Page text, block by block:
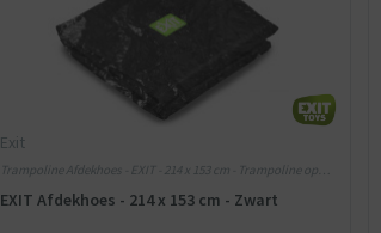
Exit
Trampoline Afdekhoes - EXIT - 214 x 153 cm - Trampoline op
EXIT Afdekhoes - 214 x 153 cm - Zwart